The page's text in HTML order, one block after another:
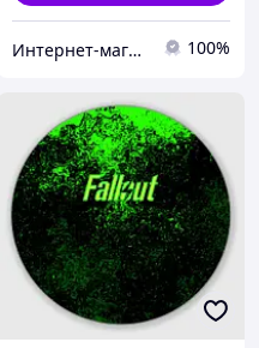
Интернет-магазин SUPERBLY-MAKE 100%